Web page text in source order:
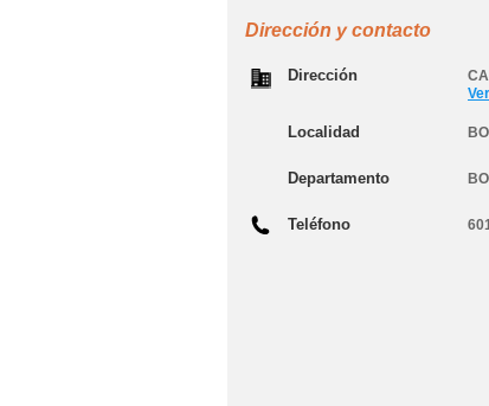
Dirección y contacto
Dirección
Localidad
Departamento
Teléfono